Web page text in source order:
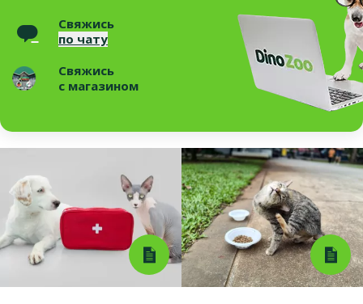
Свяжись
по чату
Свяжись
с магазином